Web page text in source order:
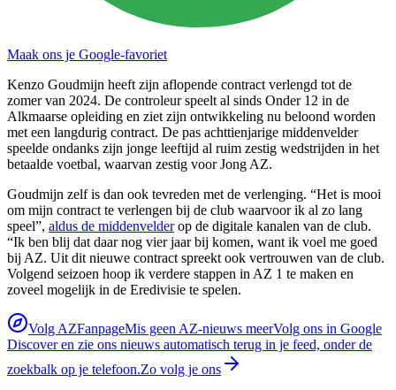
Maak ons je Google-favoriet
Kenzo Goudmijn heeft zijn aflopende contract verlengd tot de
zomer van 2024. De controleur speelt al sinds Onder 12 in de
Alkmaarse opleiding en ziet zijn ontwikkeling nu beloond worden
met een langdurig contract. De pas achttienjarige middenvelder
speelde ondanks zijn jonge leeftijd al ruim zestig wedstrijden in het
betaalde voetbal, waarvan zestig voor Jong AZ.
Goudmijn zelf is dan ook tevreden met de verlenging. “Het is mooi
om mijn contract te verlengen bij de club waarvoor ik al zo lang
speel”, aldus de middenvelderop de digitale kanalen van de club.
“Ik ben blij dat daar nog vier jaar bij komen, want ik voel me goed
bij AZ. Uit dit nieuwe contract spreekt ook vertrouwen van de club.
Volgend seizoen hoop ik verdere stappen in AZ 1 te maken en
zoveel mogelijk in de Eredivisie te spelen.
Volg AZFanpageMis geen AZ-nieuws meerVolg ons in Google
Discover en zie ons nieuws automatisch terug in je feed, onder de
zoekbalk op je telefoon.Zo volg je ons